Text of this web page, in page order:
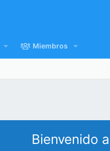
Miembros
Bienvenido